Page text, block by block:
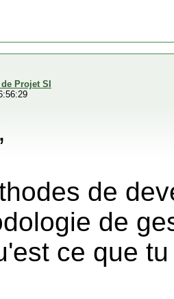
Projet SI
de
de
ce que